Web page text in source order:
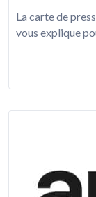
La carte de
vous explique